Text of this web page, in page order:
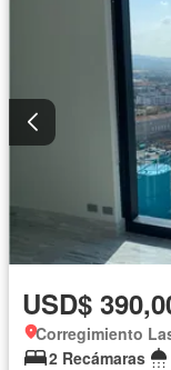
USD$
Corregimiento
2 Recámaras